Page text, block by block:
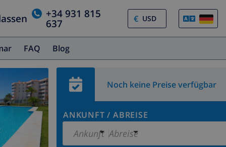
+34 931 815
637 €
FAQ Blog
Noch keine Preise verfügbar
ANKUNFT / ABREISE
Ankunft Abreise